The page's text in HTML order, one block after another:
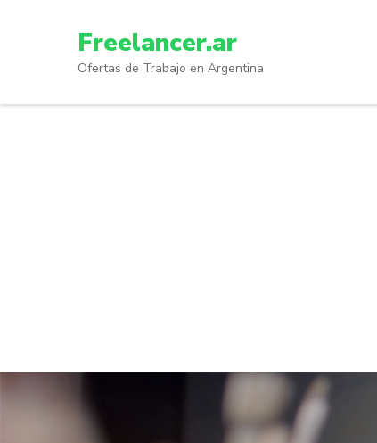
Enter)
Freelancer.ar
Ofertas de Trabajo en Argentina